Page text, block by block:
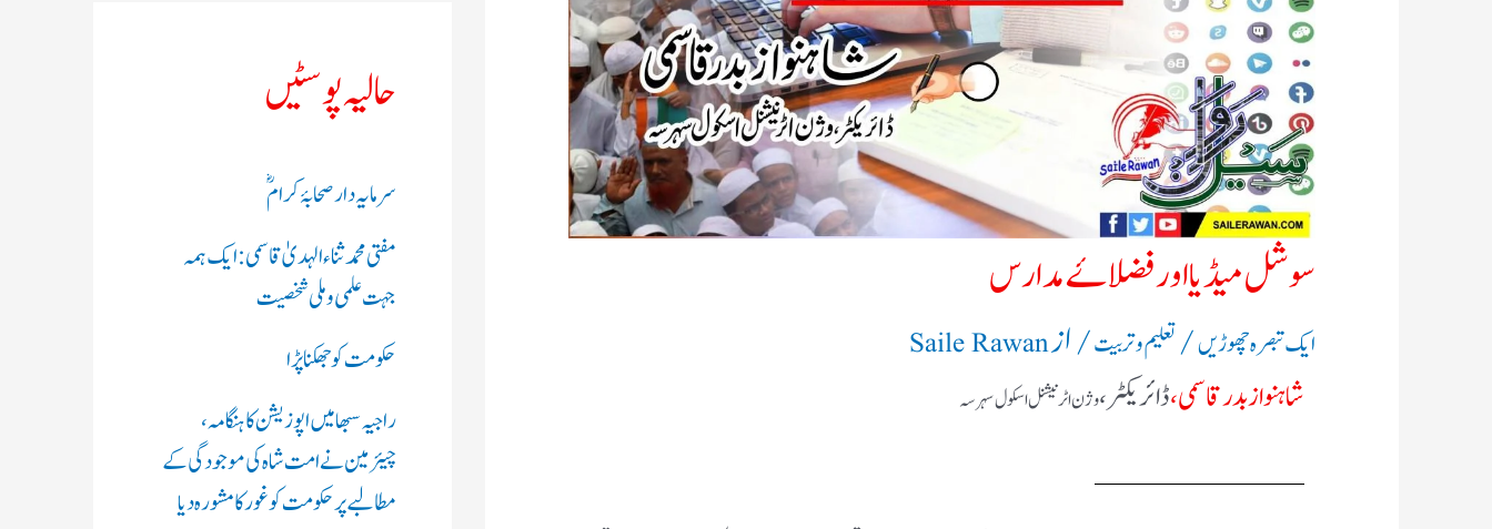
سوشل میڈیا اور فضلاۓ مدارس
ایک تبصرہ چھوڑیں/تعلیم و تربیت/ ازSaile Rawan
شاہنواز بدر قاسمی،ڈائریکٹر،وژن اٹرنیشنل اسکول سہرسہ
ر
ں
:
حالیہ پوسٹیں
سرمایہ دار صحابۂ کرامؓ
مفتی محمد ثناء الہدیٰ قاسمی: ایک ہمہ
جہت علمی و ملی شخصیت
حکومت کو جھکنا پڑا
راجیہ سبھا میں اپوزیشن کا ہنگامہ،
چیئرمین نے امت شاہ کی موجودگی کے
مطالبے پر حکومت کو غور کا مشورہ دیا